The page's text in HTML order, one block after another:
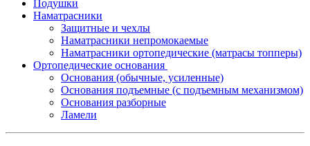
Подушки
Наматрасники
Защитные и чехлы
Наматрасники непромокаемые
Наматрасники ортопедические (матрасы топперы)
Ортопедические основания
Основания (обычные, усиленные)
Основания подъемные (с подъемным механизмом)
Основания разборные
Ламели